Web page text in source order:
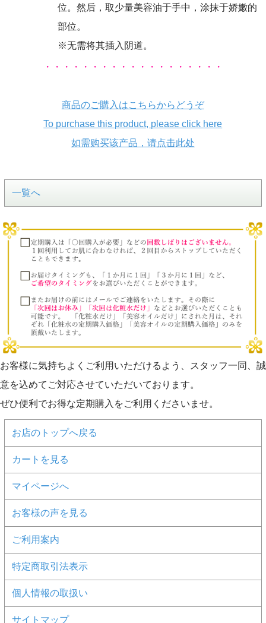
位。然后，取少量美容油于手中，涂抹于娇嫩的
部位。
※无需将其插入阴道。
・・・・・・・・・・・・・・・・・・・
商品のご購入はこちらからどうぞ
To purchase this product, please click here
如需购买该产品，请点击此处
一覧へ
お客様に気持ちよくご利用いただけるよう、スタッフ一同、誠
意を込めてご対応させていただいております。
ぜひ便利でお得な定期購入をご利用くださいませ。
お店のトップへ戻る
カートを見る
マイページへ
お客様の声を見る
ご利用案内
特定商取引法表示
個人情報の取扱い
サイトマップ